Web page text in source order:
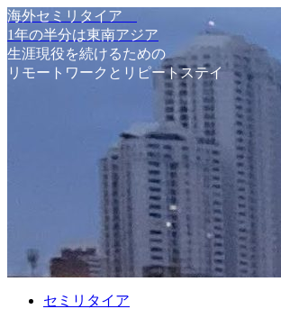
海外セミリタイア
1年の半分は東南アジア
生涯現役を続けるための
リモートワークとリピートステイ
セミリタイア